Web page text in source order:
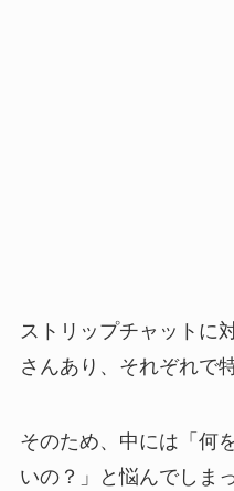
ストリップチャットに
さんあり、それぞれで
そのため、中には「何
いの？」と悩んでしま